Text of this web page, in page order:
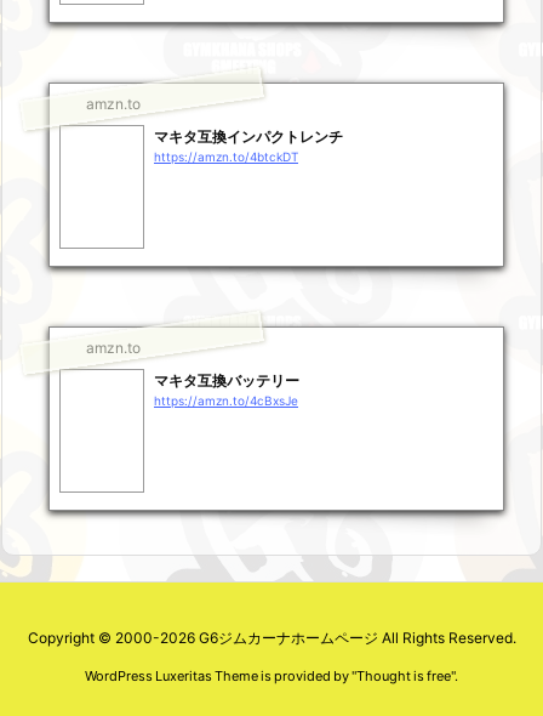
amzn.to
マキタ互換インパクトレンチ
https://amzn.to/4btckDT
amzn.to
マキタ互換バッテリー
https://amzn.to/4cBxsJe
Copyright © 2000-2026 G6ジムカーナホームページ All Rights Reserved.
WordPress Luxeritas Theme is provided by "Thought is free".